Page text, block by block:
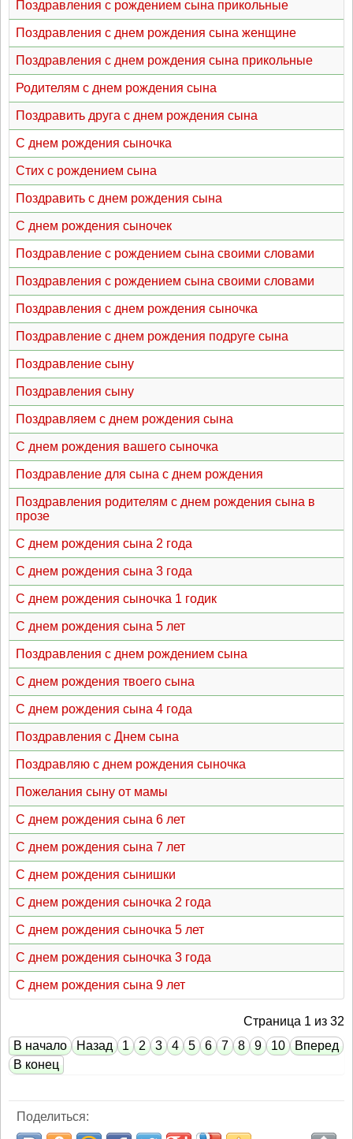
Поздравления с рождением сына прикольные
Поздравления с днем рождения сына женщине
Поздравления с днем рождения сына прикольные
Родителям с днем рождения сына
Поздравить друга с днем рождения сына
С днем рождения сыночка
Стих с рождением сына
Поздравить с днем рождения сына
С днем рождения сыночек
Поздравление с рождением сына своими словами
Поздравления с рождением сына своими словами
Поздравления с днем рождения сыночка
Поздравление с днем рождения подруге сына
Поздравление сыну
Поздравления сыну
Поздравляем с днем рождения сына
С днем рождения вашего сыночка
Поздравление для сына с днем рождения
Поздравления родителям с днем рождения сына в
прозе
С днем рождения сына 2 года
С днем рождения сына 3 года
С днем рождения сыночка 1 годик
С днем рождения сына 5 лет
Поздравления с днем рождением сына
С днем рождения твоего сына
С днем рождения сына 4 года
Поздравления с Днем сына
Поздравляю с днем рождения сыночка
Пожелания сыну от мамы
С днем рождения сына 6 лет
С днем рождения сына 7 лет
С днем рождения сынишки
С днем рождения сыночка 2 года
С днем рождения сыночка 5 лет
С днем рождения сыночка 3 года
С днем рождения сына 9 лет
Страница 1 из 32
В начало
Назад 1 2 3 4 5 6 7 8 9 10
Вперед
В конец
Поделиться: